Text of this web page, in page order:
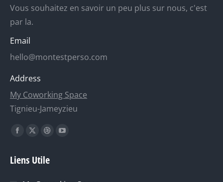
Vous souhaitez en savoir un peu plus sur nous, c'est
par la.
Email
hello@montestperso.com
Address
My Coworking Space
Tignieu-Jameyzieu
Trouvez nous sur :
La
Facebook
La
X
La
Dribble
La
Liens Utile